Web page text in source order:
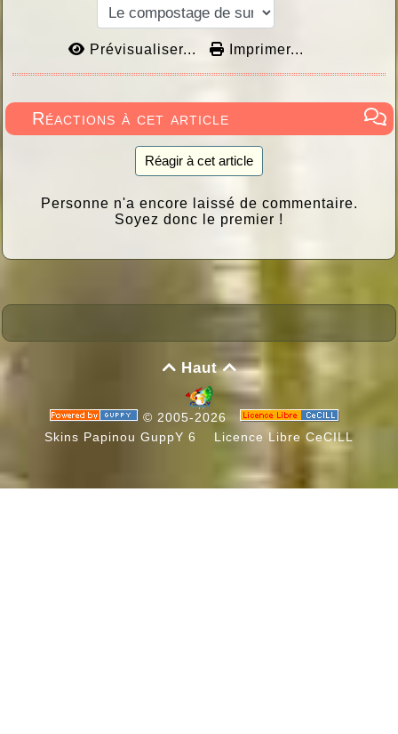
Prévisualiser... Imprimer...
Réactions à cet article
Réagir à cet article
Personne n'a encore laissé de commentaire.
Soyez donc le premier !
Haut
© 2005-2026
Skins Papinou GuppY 6
Licence Libre CeCILL